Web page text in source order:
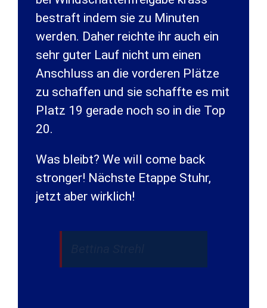
bestraft indem sie zu Minuten
werden. Daher reichte ihr auch ein
sehr guter Lauf nicht um einen
Anschluss an die vorderen Plätze
zu schaffen und sie schaffte es mit
Platz 19 gerade noch so in die Top
20.
Was bleibt? We will come back
stronger! Nächste Etappe Stuhr,
jetzt aber wirklich!